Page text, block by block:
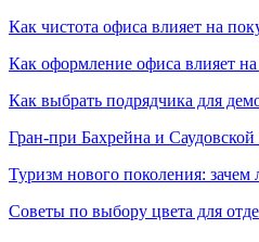
Как чистота офиса влияет на
Как оформление офиса влияет
Как выбрать подрядчика для
Гран-при Бахрейна и
Туризм нового поколения:
Советы по выбору цвета для